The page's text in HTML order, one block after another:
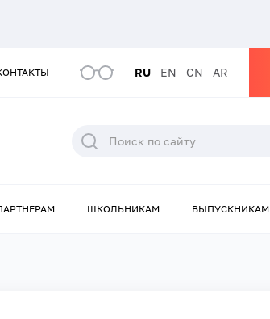
RU EN CN AR
ШКОЛЬНИКАМ ВЫПУСКНИКАМ